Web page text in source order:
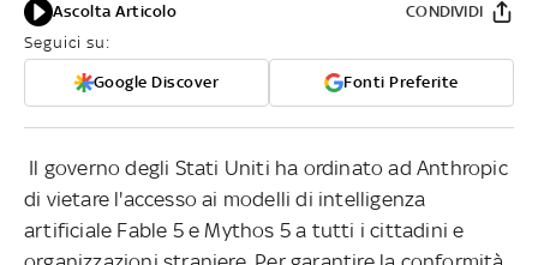
Ascolta Articolo
Seguici su:
Google Discover Fonti Preferite
CONDIVIDI
Il governo degli Stati Uniti ha ordinato ad Anthropic
di vietare l'accesso ai modelli di intelligenza
artificiale Fable 5 e Mythos 5 a tutti i cittadini e